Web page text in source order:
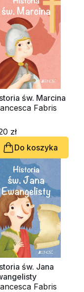
św. Marcina
Fabris
zł
Do koszyka
św. Jana
Fabris